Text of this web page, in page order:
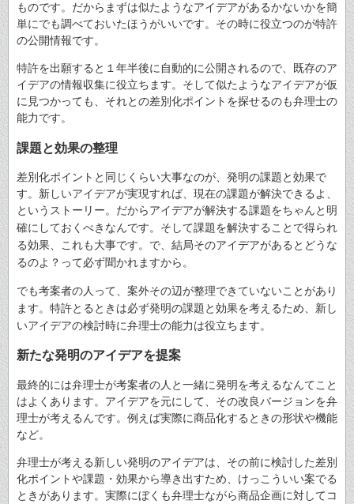
ものです。だからまずは似たようなアイデアがあるかないかを簡
単にでも調べておいたほうがいいです。その時に役立つのが特許
の公開情報です。
特許を出願すると１年半後に自動的に公開されるので、既存のア
イデアの情報収集に役立ちます。そして似たようなアイデアが仮
に見つかっても、それとの差別化ポイントを探せるのも弁理士の
能力です。
課題と効果の整理
差別化ポイントと同じくらい大事なのが、発明の課題と効果で
す。新しいアイデアが実現すれば、現在の課題が解決できるよ、
というストーリー。だからアイデアが解決する課題をちゃんと明
確にしておくべきなんです。 そして課題を解決することで得られ
る効果、これも大事です。で、結局そのアイデアがあるとどうな
るのよ？って必ず聞かれますから。
でも考案者の人って、案外その辺が整理できていないことがあり
ます。特許とるときは必ず発明の課題と効果を考えるため、新し
いアイデアの検討時に弁理士の能力は役立ちます。
新たな発明のアイデアを提案
最終的には弁理士が考案者の人と一緒に発明を考えるなんてこと
はよくあります。アイデアを元にして、その改良バージョンを弁
理士が考えるんです。例えば実際に商品化するときの形状や機能
など。
弁理士が考える新しい発明のアイデアは、その前に検討した差別
化ポイントや課題・効果から導き出すため、けっこういい案でる
ときがあります。実際にぼくも弁理士ながら商品企画に対してコ